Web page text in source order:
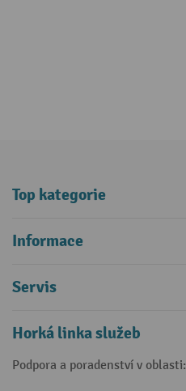
Top kategorie
Informace
Servis
Horká linka služeb
Podpora a poradenství v oblasti: